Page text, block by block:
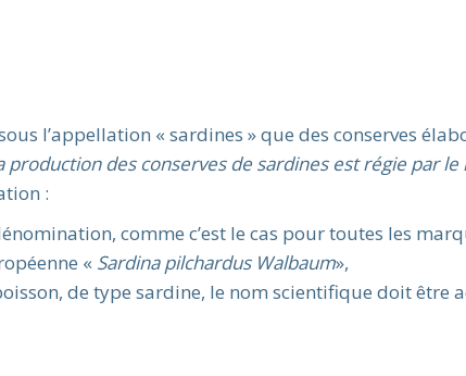
l’appellation « sardines » que des conserves
production des conserves de sardines est régie par
:
comme c’est le cas pour toutes les
« Sardina pilchardus Walbaum»,
de type sardine, le nom scientifique doit être